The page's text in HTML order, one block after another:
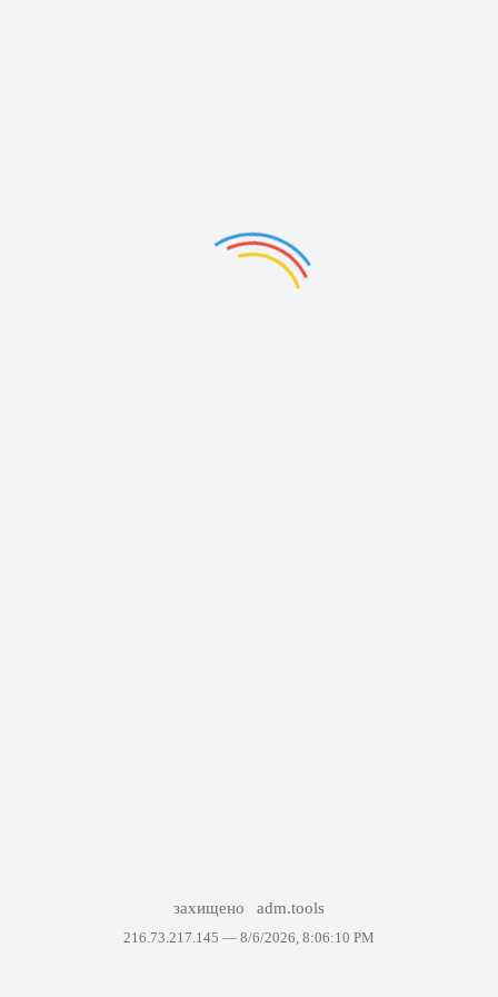
захищено adm.tools
216.73.217.145 — 8/6/2026, 8:06:10 PM